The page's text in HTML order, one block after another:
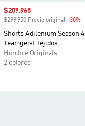
Precio de venta
$209.965
$299.950 Precio original -30%
Shorts Adilenium Season 4
Teamgeist Tejidos
Hombre Originals
2 colores